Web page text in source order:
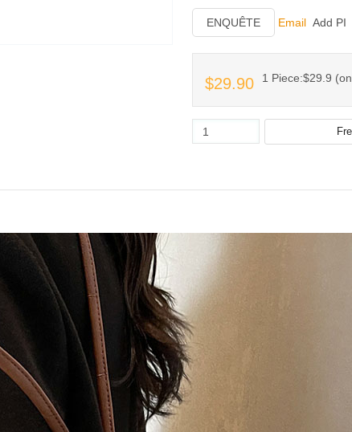
ENQUÊTE Email Add PI
$29.90 1 Piece:$29.9